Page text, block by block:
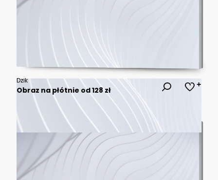
Dzik
Obraz na płótnie od 128 zł